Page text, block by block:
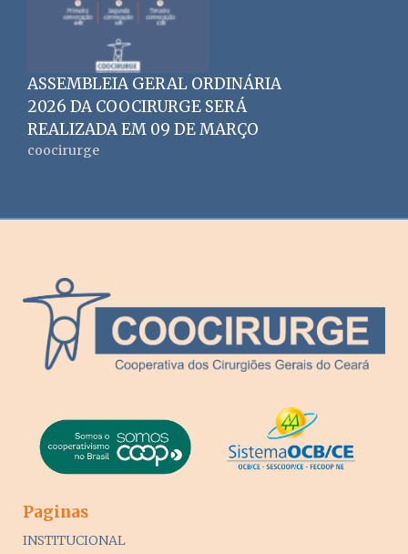
ASSEMBLEIA GERAL ORDINÁRIA
2026 DA COOCIRURGE SERÁ
REALIZADA EM 09 DE MARÇO
coocirurge
Paginas
INSTITUCIONAL